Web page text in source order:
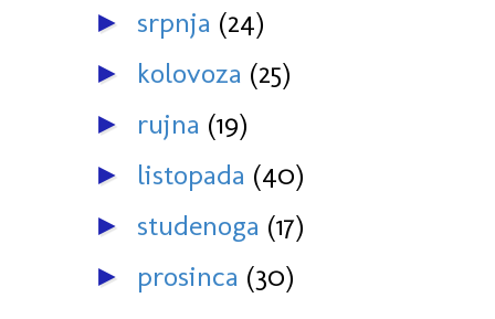
► srpnja (24)
► kolovoza (25)
► rujna (19)
► listopada (40)
► studenoga (17)
► prosinca (30)